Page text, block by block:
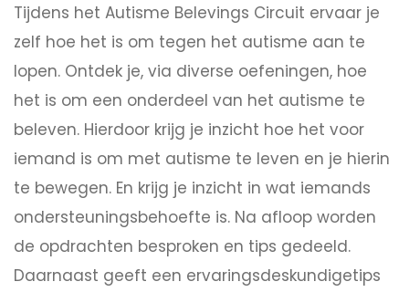
Tijdens het Autisme Belevings Circuit ervaar je
zelf hoe het is om tegen het autisme aan te
lopen. Ontdek je, via diverse oefeningen, hoe
het is om een onderdeel van het autisme te
beleven. Hierdoor krijg je inzicht hoe het voor
iemand is om met autisme te leven en je hierin
te bewegen. En krijg je inzicht in wat iemands
ondersteuningsbehoefte is. Na afloop worden
de opdrachten besproken en tips gedeeld.
Daarnaast geeft een ervaringsdeskundigetips